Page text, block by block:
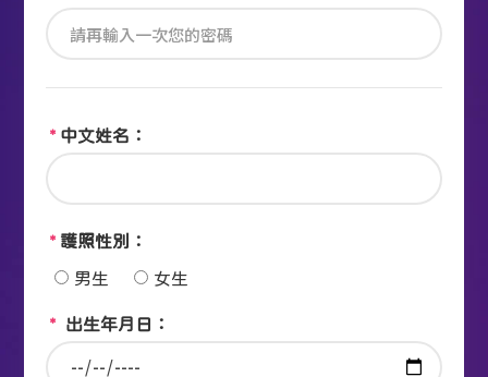
* 中文姓名：
* 護照性別：
男生 女生
* 出生年月日：